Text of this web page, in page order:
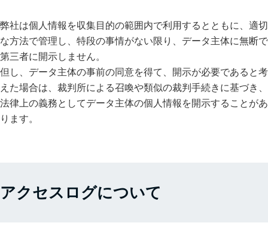
弊社は個人情報を収集目的の範囲内で利用するとともに、適切
な方法で管理し、特段の事情がない限り、データ主体に無断で
第三者に開示しません。
但し、データ主体の事前の同意を得て、開示が必要であると考
えた場合は、裁判所による召喚や類似の裁判手続きに基づき、
法律上の義務としてデータ主体の個人情報を開示することがあ
ります。
アクセスログについて